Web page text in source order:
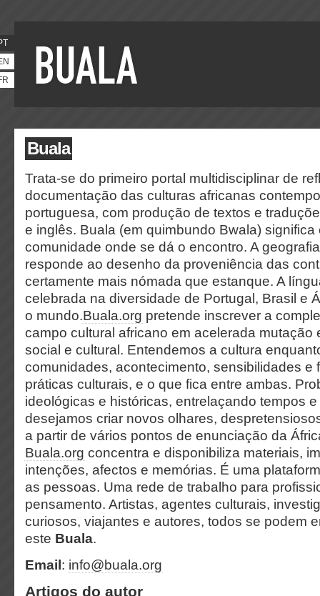
Buala
Trata-se do primeiro portal multidisciplinar de
documentação das culturas africanas
portuguesa, com produção de textos e
e inglês. Buala (em quimbundo Bwala) significa
comunidade onde se dá o encontro. A
responde ao desenho da proveniência das
certamente mais nómada que estanque. A
celebrada na diversidade de Portugal, Brasil e
o mundo.Buala.org pretende inscrever a
campo cultural africano em acelerada mutação
social e cultural. Entendemos a cultura
comunidades, acontecimento, sensibilidades e
práticas culturais, e o que fica entre ambas.
ideológicas e históricas, entrelaçando tempos
desejamos criar novos olhares,
a partir de vários pontos de enunciação da
Buala.org concentra e disponibiliza materiais,
intenções, afectos e memórias. É uma
as pessoas. Uma rede de trabalho para
pensamento. Artistas, agentes culturais,
curiosos, viajantes e autores, todos se podem
este Buala.
Email : info@buala.org
Artigos do autor